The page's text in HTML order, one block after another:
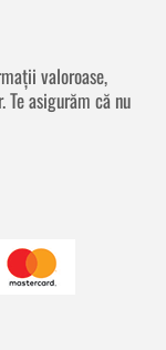
valoroase,
asigurăm că nu